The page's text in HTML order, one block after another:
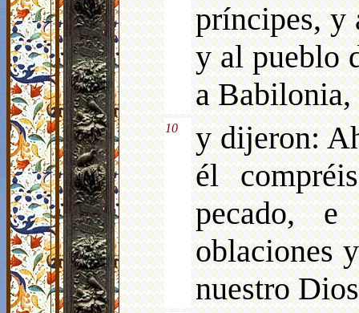
príncipes, y
y al pueblo
a Babilonia,
10
y dijeron:
él
pecado,
oblaciones
nuestro